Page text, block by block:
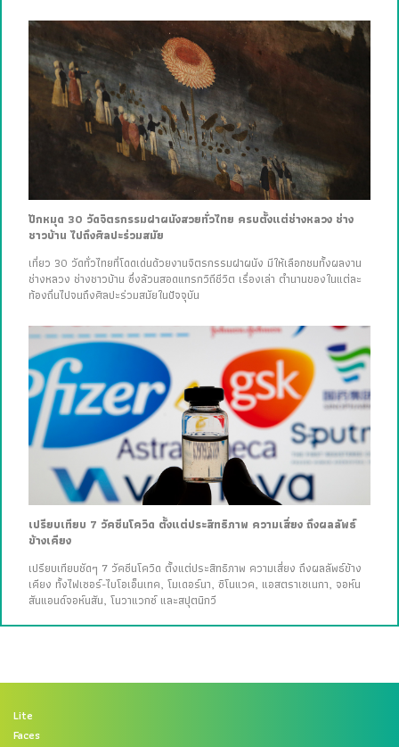
ปักหมุด 30 วัดจิตรกรรมฝาผนังสวยทั่วไทย ครบตั้งแต่ช่างหลวง ช่าง
ชาวบ้าน ไปถึงศิลปะร่วมสมัย
เที่ยว 30 วัดทั่วไทยที่โดดเด่นด้วยงานจิตรกรรมฝาผนัง มีให้เลือกชมทั้งผลงาน
ช่างหลวง ช่างชาวบ้าน ซึ่งล้วนสอดแทรกวิถีชีวิต เรื่องเล่า ตำนานของในแต่ละ
ท้องถิ่นไปจนถึงศิลปะร่วมสมัยในปัจจุบัน
เปรียบเทียบ 7 วัคซีนโควิด ตั้งแต่ประสิทธิภาพ ความเสี่ยง ถึงผลลัพธ์
ข้างเคียง
เปรียบเทียบชัดๆ 7 วัคซีนโควิด ตั้งแต่ประสิทธิภาพ ความเสี่ยง ถึงผลลัพธ์ข้าง
เคียง ทั้งไฟเซอร์-ไบโอเอ็นเทค, โมเดอร์นา, ซิโนแวค, แอสตราเซเนกา, จอห์น
สันแอนด์จอห์นสัน, โนวาแวกซ์ และสปุตนิกวี
Lite
Faces